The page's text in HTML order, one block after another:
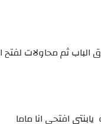
ثم محاولات لفتح
افتحى انا ماما